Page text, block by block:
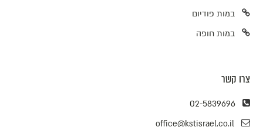
במות פודיום
במות חופה
צרו קשר
02-5839696
office@kstisrael.co.il